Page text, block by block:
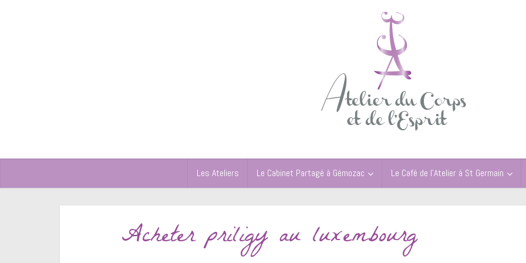
Les Ateliers Le Cabinet Partagé à Gémozac Le Café de l’Atelier à St Germain
Acheter priligy au luxembourg